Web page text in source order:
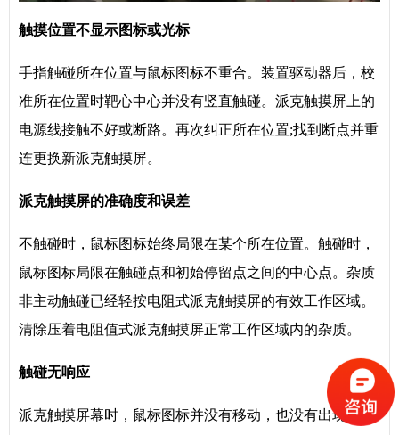
触摸位置不显示图标或光标
手指触碰所在位置与鼠标图标不重合。装置驱动器后，校
准所在位置时靶心中心并没有竖直触碰。派克触摸屏上的
电源线接触不好或断路。再次纠正所在位置;找到断点并重
连更换新派克触摸屏。
派克触摸屏的准确度和误差
不触碰时，鼠标图标始终局限在某个所在位置。触碰时，
鼠标图标局限在触碰点和初始停留点之间的中心点。杂质
非主动触碰已经轻按电阻式派克触摸屏的有效工作区域。
清除压着电阻值式派克触摸屏正常工作区域内的杂质。
触碰无响应
派克触摸屏幕时，鼠标图标并没有移动，也没有出现所在